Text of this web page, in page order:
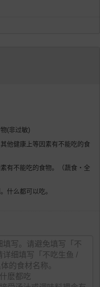
(非过敏)
他健康上等因素有不能吃的食
有不能吃的食物。（蔬食・全
什么都可以吃。